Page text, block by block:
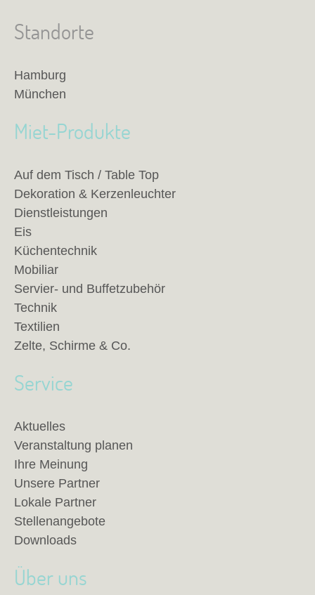
Standorte
Hamburg
München
Miet-Produkte
Auf dem Tisch / Table Top
Dekoration & Kerzenleuchter
Dienstleistungen
Eis
Küchentechnik
Mobiliar
Servier- und Buffetzubehör
Technik
Textilien
Zelte, Schirme & Co.
Service
Aktuelles
Veranstaltung planen
Ihre Meinung
Unsere Partner
Lokale Partner
Stellenangebote
Downloads
Über uns